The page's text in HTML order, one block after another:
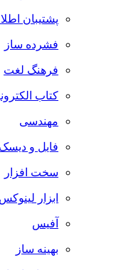
پشتیبان اطلاعات
فشرده ساز
فرهنگ لغت
کتاب الکترونیک
مهندسی
فایل و دیسک
سخت افزار
ابزار لینوکس
آفیس
بهینه ساز